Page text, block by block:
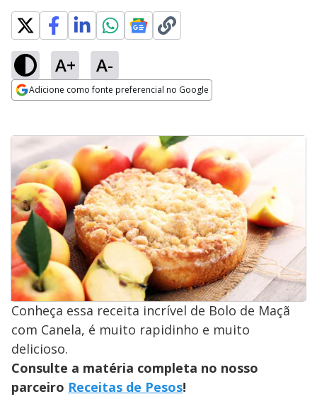
A+ A-
Adicione como fonte preferencial no Google
Conheça essa receita incrível de Bolo de Maçã
com Canela, é muito rapidinho e muito
delicioso.
Consulte a matéria completa no nosso
parceiro Receitas de Pesos!